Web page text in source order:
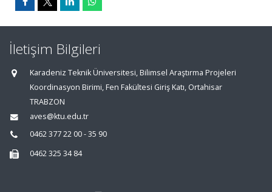
İletişim Bilgileri
Karadeniz Teknik Üniversitesi, Bilimsel Araştırma Projeleri
Koordinasyon Birimi, Fen Fakültesi Giriş Katı, Ortahisar
TRABZON
aves@ktu.edu.tr
0462 377 22 00 - 35 90
0462 325 34 84